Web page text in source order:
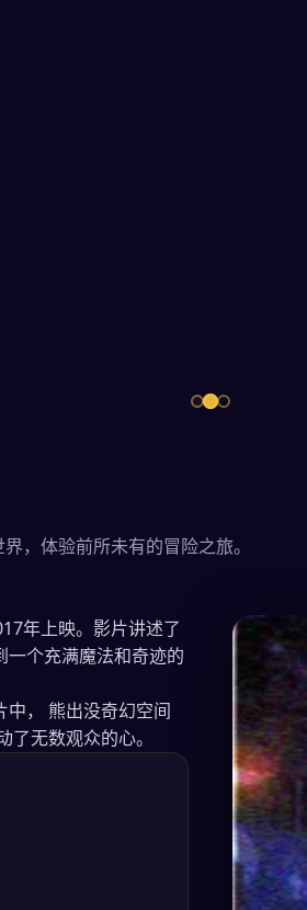
，体验前所未有的冒险之旅。
年上映。影片讲述了
个充满魔法和奇迹的
， 熊出没奇幻空间
无数观众的心。